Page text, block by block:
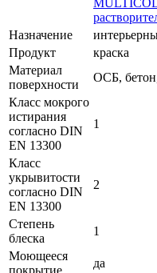
Назначение
Продукт
краска
Материал
поверхности
ОСБ,
Класс мокрого
истирания
согласно DIN
EN 13300
1
Класс
укрывитости
согласно DIN
EN 13300
2
Степень
блеска
1
Моющееся
покрытие
да